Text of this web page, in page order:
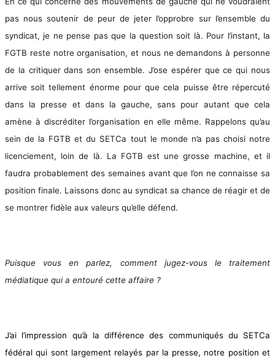
pas nous soutenir de peur de jeter l’opprobre sur l’ensemble du
syndicat, je ne pense pas que la question soit là. Pour l’instant, la
FGTB reste notre organisation, et nous ne demandons à personne
de la critiquer dans son ensemble. J’ose espérer que ce qui nous
arrive soit tellement énorme pour que cela puisse être répercuté
dans la presse et dans la gauche, sans pour autant que cela
amène à discréditer l’organisation en elle même. Rappelons qu’au
sein de la FGTB et du SETCa tout le monde n’a pas choisi notre
licenciement, loin de là. La FGTB est une grosse machine, et il
faudra probablement des semaines avant que l’on ne connaisse sa
position finale. Laissons donc au syndicat sa chance de réagir et de
se montrer fidèle aux valeurs qu’elle défend.
Puisque vous en parlez, comment jugez-vous le traitement
médiatique qui a entouré cette affaire ?
J’ai l’impression qu’à la différence des communiqués du SETCa
fédéral qui sont largement relayés par la presse, notre position et